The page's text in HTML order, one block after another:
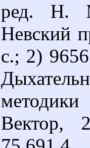
ред. Н.
Невский
с.; 2)
Вектор,